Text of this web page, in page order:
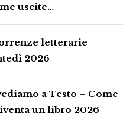
uscite…
letterarie –
2026
a Testo – Come
un libro 2026